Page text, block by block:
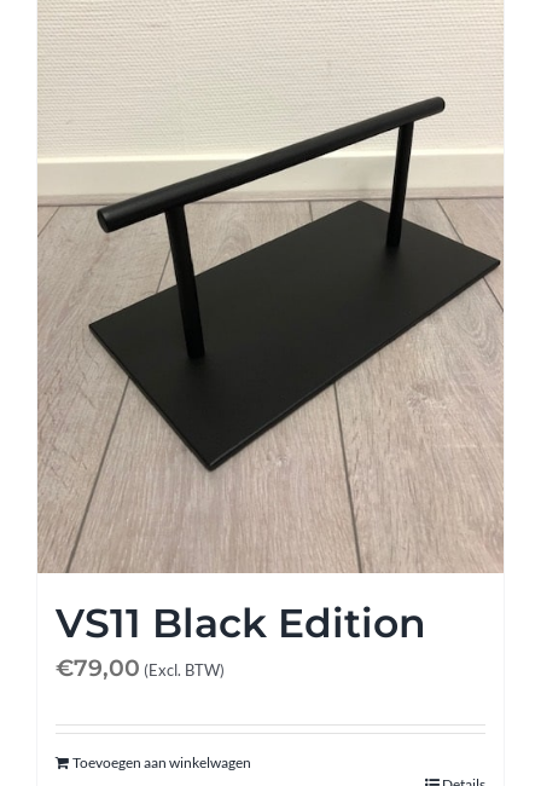
VS11 Black Edition
€79,00 (Excl. BTW)
Toevoegen aan winkelwagen